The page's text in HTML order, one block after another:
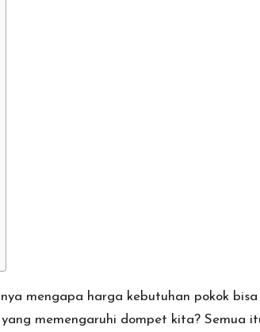
mengapa harga kebutuhan pokok bisa
memengaruhi dompet kita? Semua